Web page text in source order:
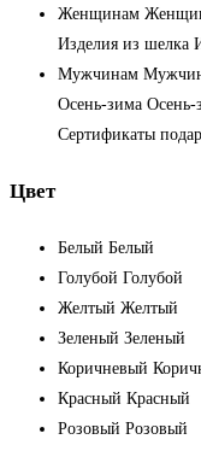
Женщинам
Изделия из шелка
Мужчинам
Осень-зима Осень-
Сертификаты
Цвет
Белый Белый
Голубой Голубой
Желтый Желтый
Зеленый Зеленый
Коричневый
Красный Красный
Розовый Розовый